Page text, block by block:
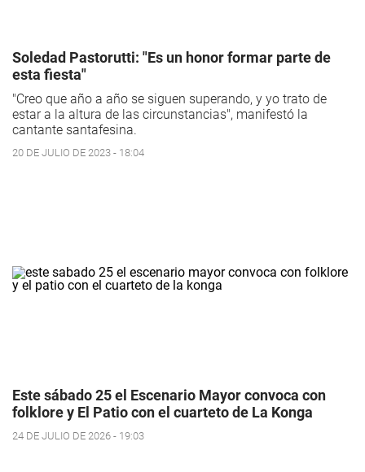
Soledad Pastorutti: "Es un honor formar parte de
esta fiesta"
"Creo que año a año se siguen superando, y yo trato de
estar a la altura de las circunstancias", manifestó la
cantante santafesina.
20 DE JULIO DE 2023 - 18:04
Este sábado 25 el Escenario Mayor convoca con
folklore y El Patio con el cuarteto de La Konga
24 DE JULIO DE 2026 - 19:03